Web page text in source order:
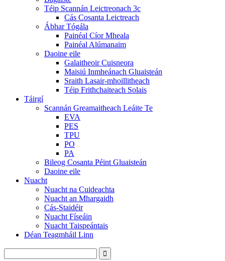
Téip Scannán Leictreonach 3c
Cás Cosanta Leictreach
Ábhar Tógála
Painéal Cíor Mheala
Painéal Alúmanaim
Daoine eile
Galaitheoir Cuisneora
Maisiú Inmheánach Gluaisteán
Sraith Lasair-mhoillitheach
Téip Frithchaiteach Solais
Táirgí
Scannán Greamaitheach Leáite Te
EVA
PES
TPU
PO
PA
Bileog Cosanta Péint Gluaisteán
Daoine eile
Nuacht
Nuacht na Cuideachta
Nuacht an Mhargaidh
Cás-Staidéir
Nuacht Físeáin
Nuacht Taispeántais
Déan Teagmháil Linn